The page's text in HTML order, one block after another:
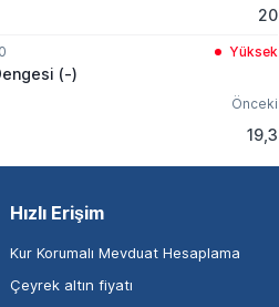
20
Yüksek
(-)
Önceki
19,3
Hızlı Erişim
Kur Korumalı Mevduat Hesaplama
Çeyrek altın fiyatı